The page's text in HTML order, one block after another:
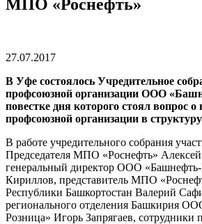
МПО «Роснефть»
27.07.2017
В Уфе состоялось Учредительное
профсоюзной организации ООО
повестке дня которого стоял вопрос о
профсоюзной организации в
В работе учредительного собрания
Председателя МПО «Роснефть» Алексей
генеральный директор ООО
Кириллов, представитель МПО
Республики Башкортостан Валерий
регионального отделения Башкирия
Розница» Игорь Запрягаев, сотрудники